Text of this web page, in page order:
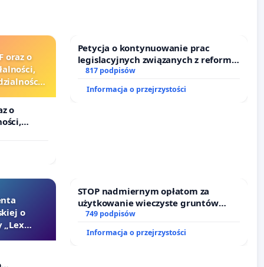
oraz o
o
Petycja o kontynuowanie prac
legislacyjnych związanych z reformą
prawa rodzinnego
817 podpisów
Informacja o przejrzystości
o
„Lex
STOP nadmiernym opłatom za
użytkowanie wieczyste gruntów
zajmowanych przez rodzinne ogrody
749 podpisów
Informacja o przejrzystości